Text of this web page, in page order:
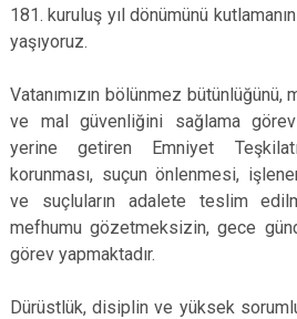
181. kuruluş yıl dönümünü
yaşıyoruz.
Vatanımızın bölünmez
ve mal güvenliğini sağlama
yerine getiren Emniyet
korunması, suçun önlenmesi,
ve suçluların adalete teslim
mefhumu gözetmeksizin, gece
görev yapmaktadır.
Dürüstlük, disiplin ve yüksek